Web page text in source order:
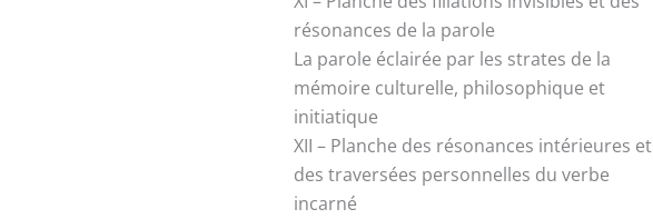
résonances de la parole
La parole éclairée par les strates de la
mémoire culturelle, philosophique et
initiatique
XII – Planche des résonances intérieures et
des traversées personnelles du verbe
incarné